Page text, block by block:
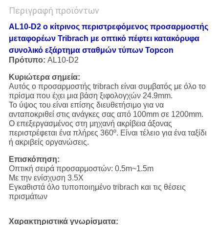
Περιγραφή προϊόντων
AL10-D2 ο κίτρινος περιστρεφόμενος προσαρμοστής
μεταφορέων Tribrach με οπτικό πέφτει κατακόρυφα
συνολικό εξάρτημα σταθμών τύπων Topcon
Πρότυπο: AL10-D2
Κυριώτερα σημεία:
Αυτός ο προσαρμοστής tribrach είναι συμβατός με όλο το
πρίσμα που έχει μια βάση ξιφολογχών 24.9mm.
Το ύψος του είναι επίσης διευθετήσιμο για να
ανταποκριθεί στις ανάγκες σας από 100mm σε 1200mm.
Ο επεξεργασμένος στη μηχανή ακρίβεια άξονας
περιστρέφεται ένα πλήρες 360º. Είναι τέλειο για ένα ταξίδι
ή ακριβείς οργανώσεις.
Επισκόπηση:
Οπτική σειρά προσαρμοστών: 0.5m~1.5m
Με την ενίσχυση 3.5X
Εγκαθιστά όλο τυποποιημένο tribrach και τις θέσεις
πρισμάτων
Χαρακτηριστικά γνωρίσματα: